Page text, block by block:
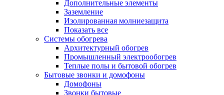
Дополнительные элементы
Заземление
Изолированная молниезащита
Показать все
Системы обогрева
Архитектурный обогрев
Промышленный электрообогрев
Теплые полы и бытовой обогрев
Бытовые звонки и домофоны
Домофоны
Звонки бытовые